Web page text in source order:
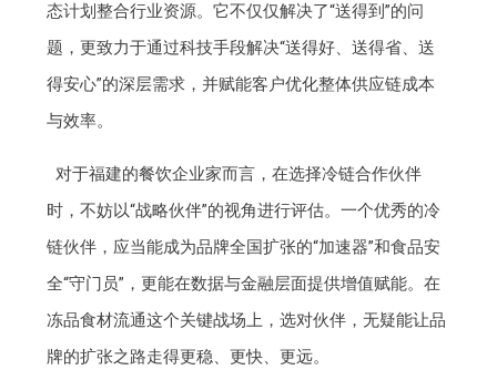
态计划整合行业资源。它不仅仅解决了“送得到”的问
题，更致力于通过科技手段解决“送得好、送得省、送
得安心”的深层需求，并赋能客户优化整体供应链成本
与效率。
对于福建的餐饮企业家而言，在选择冷链合作伙伴
时，不妨以“战略伙伴”的视角进行评估。一个优秀的冷
链伙伴，应当能成为品牌全国扩张的“加速器”和食品安
全“守门员”，更能在数据与金融层面提供增值赋能。在
冻品食材流通这个关键战场上，选对伙伴，无疑能让品
牌的扩张之路走得更稳、更快、更远。